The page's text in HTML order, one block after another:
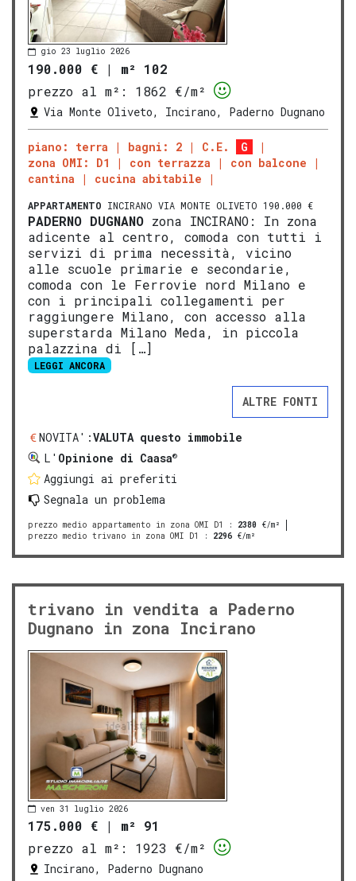
gio 23 luglio 2026
190.000 € | m² 102
prezzo al m²:
1862 €/m²
Via Monte Oliveto, Incirano, Paderno Dugnano
piano: terra bagni: 2 C.E.
G
zona OMI: D1
con terrazza
con balcone
cantina
cucina abitabile
APPARTAMENTO INCIRANO VIA MONTE OLIVETO 190.000 €
PADERNO DUGNANO zona INCIRANO: In zona
adicente al centro, comoda con tutti i
servizi di prima necessità, vicino
alle scuole primarie e secondarie,
comoda con le Ferrovie nord Milano e
con i principali collegamenti per
raggiungere Milano, con accesso alla
superstarda Milano Meda, in piccola
palazzina di […]
LEGGI ANCORA
ALTRE FONTI
NOVITA':VALUTA questo immobile
L' Opinione di Caasa®
Aggiungi ai preferiti
Segnala un problema
prezzo medio appartamento in zona OMI D1 : 2380 €/m²
prezzo medio trivano in zona OMI D1
: 2296 €/m²
trivano in vendita a Paderno
Dugnano in zona Incirano
ven 31 luglio 2026
175.000 € | m² 91
prezzo al m²:
1923 €/m²
Incirano, Paderno Dugnano